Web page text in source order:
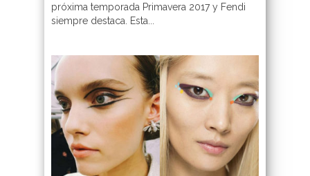
próxima temporada Primavera 2017 y Fendi
siempre destaca. Esta...